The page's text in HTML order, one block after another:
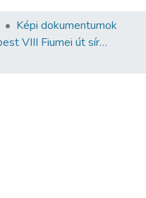
Képi dokumentumok
Budapest VIII Fiumei út sírkert 3. rész